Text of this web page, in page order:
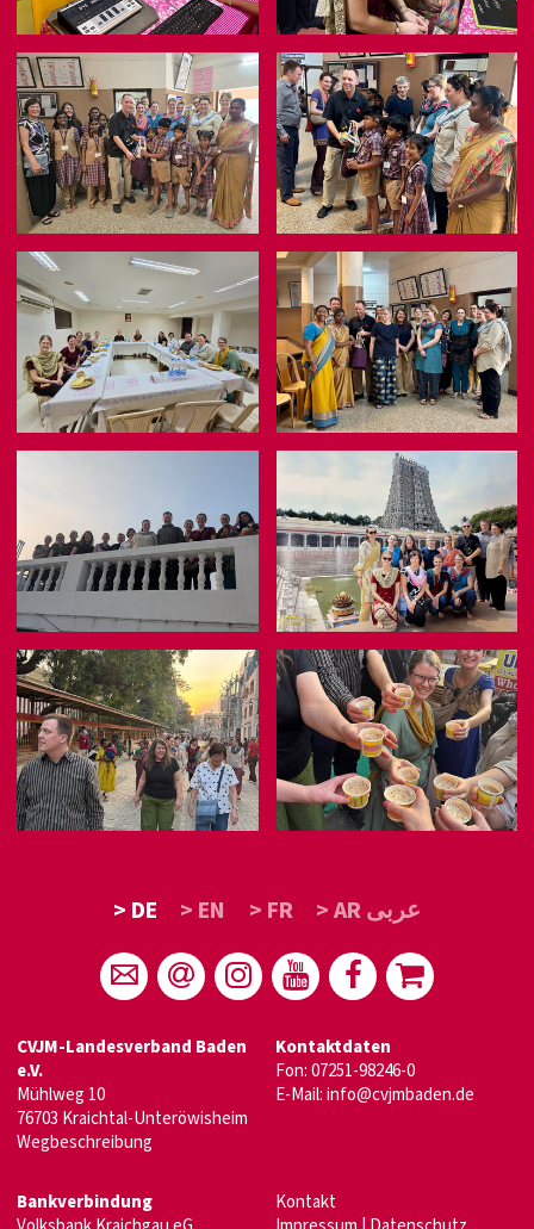
> DE > EN > FR > AR عربى
CVJM-Landesverband Baden
e.V.
Mühlweg 10
76703 Kraichtal-Unteröwisheim
Wegbeschreibung
Kontaktdaten
Fon: 07251-98246-0
E-Mail:info@cvjmbaden.de
Bankverbindung
Kontakt